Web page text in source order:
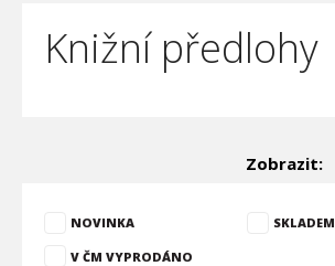
Knižní předlohy
Zobrazit:
NOVINKA SKLADEM
V ČM VYPRODÁNO